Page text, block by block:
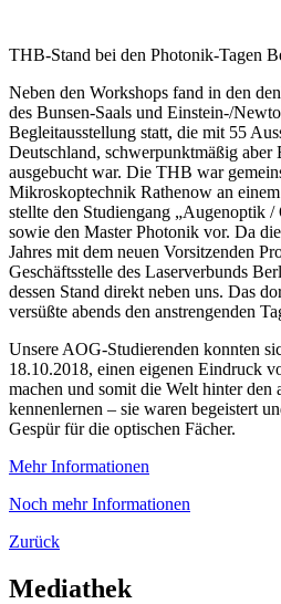
THB-Stand bei den Photonik-Tagen
Neben den Workshops fand in den
des Bunsen-Saals und Einstein-/
Begleitausstellung statt, die mit 55
Deutschland, schwerpunktmäßig
ausgebucht war. Die THB war
Mikroskoptechnik Rathenow an
stellte den Studiengang „Augenoptik /
sowie den Master Photonik vor. Da
Jahres mit dem neuen Vorsitzenden
Geschäftsstelle des Laserverbunds
dessen Stand direkt neben uns. Das
versüßte abends den anstrengenden
Unsere AOG-Studierenden konnten
18.10.2018, einen eigenen Eindruck
machen und somit die Welt hinter den
kennenlernen – sie waren begeistert
Gespür für die optischen Fächer.
Mehr Informationen
Noch mehr Informationen
Zurück
Mediathek